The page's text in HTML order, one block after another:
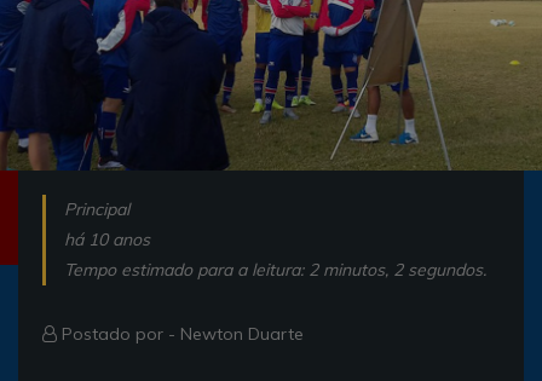
Principal
há 10 anos
Tempo estimado para a leitura: 2 minutos, 2 segundos.
Postado por - Newton Duarte